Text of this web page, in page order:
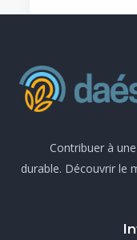
Contribuer à
durable. Découvrir le